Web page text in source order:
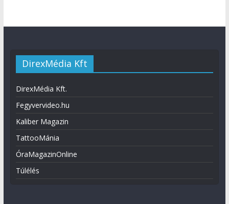
DirexMédia Kft
DirexMédia Kft.
Fegyvervideo.hu
Kaliber Magazin
TattooMánia
ÓraMagazinOnline
Túlélés